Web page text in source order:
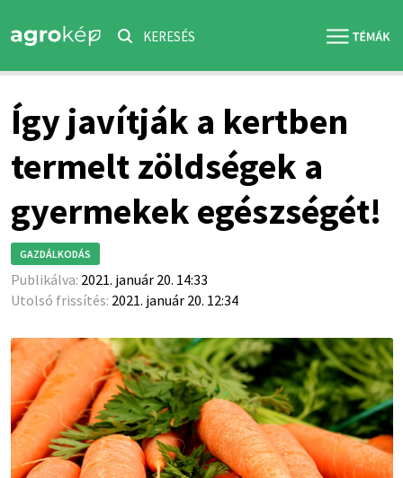
KERESÉS
Így javítják a kertben
termelt zöldségek a
gyermekek egészségét!
GAZDÁLKODÁS
Publikálva: 2021. január 20. 14:33
Utolsó frissítés: 2021. január 20. 12:34